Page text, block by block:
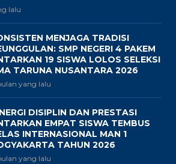
lalu
MENJAGA TRADISI
SMP NEGERI 4 PAKEM
19 SISWA LOLOS SELEKSI
TARUNA NUSANTARA 2026
yang lalu
DISIPLIN DAN PRESTASI
EMPAT SISWA TEMBUS
INTERNASIONAL MAN 1
TAHUN 2026
yang lalu